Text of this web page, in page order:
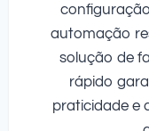
automação
solução de
rápido
praticidade e